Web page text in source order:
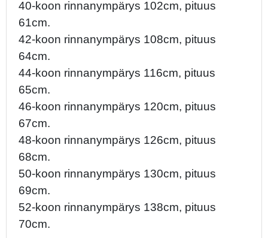
40-koon rinnanympärys 102cm, pituus
61cm.
42-koon rinnanympärys 108cm, pituus
64cm.
44-koon rinnanympärys 116cm, pituus
65cm.
46-koon rinnanympärys 120cm, pituus
67cm.
48-koon rinnanympärys 126cm, pituus
68cm.
50-koon rinnanympärys 130cm, pituus
69cm.
52-koon rinnanympärys 138cm, pituus
70cm.